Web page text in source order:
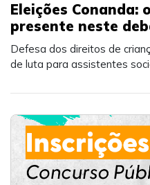
Eleições Conanda:
presente neste
Defesa dos direitos de
de luta para assistentes